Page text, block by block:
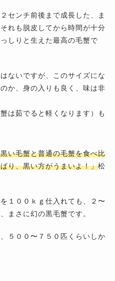
センチ前後まで成長した、ま
れも脱皮してから時間が十分
しりと生えた最高の毛蟹で
ないですが、このサイズにな
か、身の入りも良く、味は非
は茹でると軽くなります）も
い毛蟹と普通の毛蟹を食べ比
り、黒い方がうまいよ！」松
１００ｋｇ仕入れても、２〜
まさに幻の黒毛蟹です。
５００〜７５０匹くらいしか